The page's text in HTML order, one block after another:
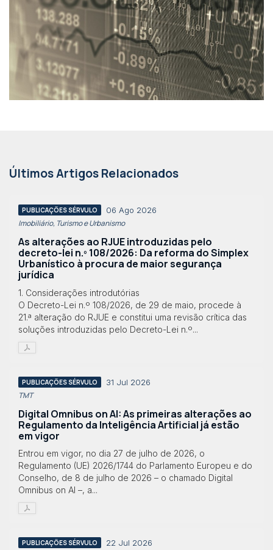
Últimos Artigos Relacionados
PUBLICAÇÕES SÉRVULO 06 Ago 2026
Imobiliário, Turismo e Urbanismo
As alterações ao RJUE introduzidas pelo
decreto-lei n.º 108/2026: Da reforma do Simplex
Urbanístico à procura de maior segurança
jurídica
1. Considerações introdutórias
O Decreto-Lei n.º 108/2026, de 29 de maio, procede à
21.ª alteração do RJUE e constitui uma revisão crítica das
soluções introduzidas pelo Decreto-Lei n.º...
PUBLICAÇÕES SÉRVULO 31 Jul 2026
TMT
Digital Omnibus on AI: As primeiras alterações ao
Regulamento da Inteligência Artificial já estão
em vigor
Entrou em vigor, no dia 27 de julho de 2026, o
Regulamento (UE) 2026/1744 do Parlamento Europeu e do
Conselho, de 8 de julho de 2026 – o chamado Digital
Omnibus on AI –, a...
PUBLICAÇÕES SÉRVULO 22 Jul 2026